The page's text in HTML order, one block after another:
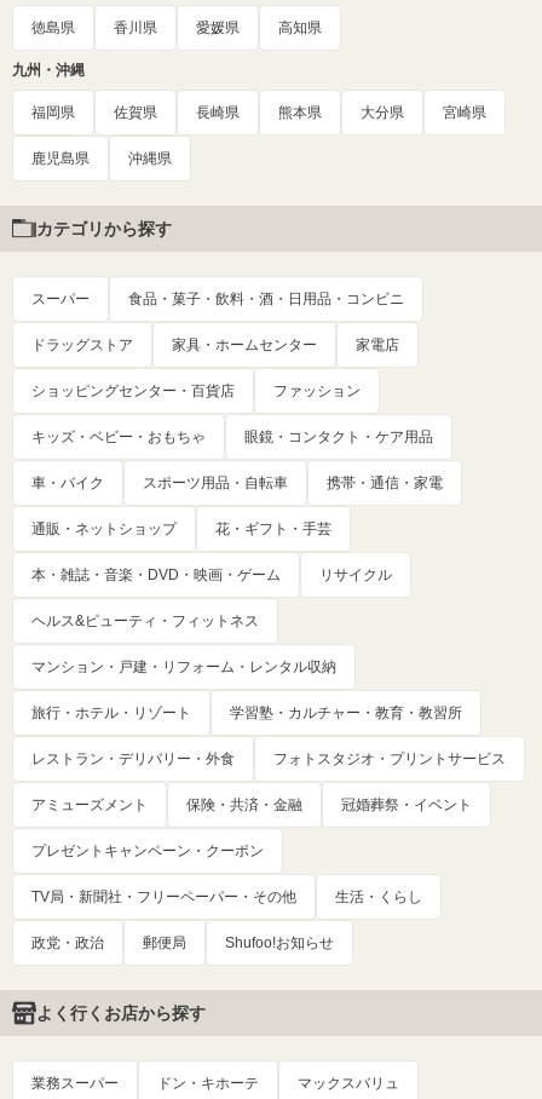
徳島県 香川県 愛媛県 高知県
九州・沖縄
福岡県 佐賀県 長崎県 熊本県 大分県 宮崎県
鹿児島県 沖縄県
カテゴリから探す
スーパー 食品・菓子・飲料・酒・日用品・コンビニ
ドラッグストア 家具・ホームセンター 家電店
ショッピングセンター・百貨店 ファッション
キッズ・ベビー・おもちゃ 眼鏡・コンタクト・ケア用品
車・バイク スポーツ用品・自転車 携帯・通信・家電
通販・ネットショップ 花・ギフト・手芸
本・雑誌・音楽・DVD・映画・ゲーム リサイクル
ヘルス&ビューティ・フィットネス
マンション・戸建・リフォーム・レンタル収納
旅行・ホテル・リゾート 学習塾・カルチャー・教育・教習所
レストラン・デリバリー・外食 フォトスタジオ・プリントサービス
アミューズメント 保険・共済・金融 冠婚葬祭・イベント
プレゼントキャンペーン・クーポン
TV局・新聞社・フリーペーパー・その他 生活・くらし
政党・政治 郵便局 Shufoo!お知らせ
よく行くお店から探す
業務スーパー ドン・キホーテ マックスバリュ